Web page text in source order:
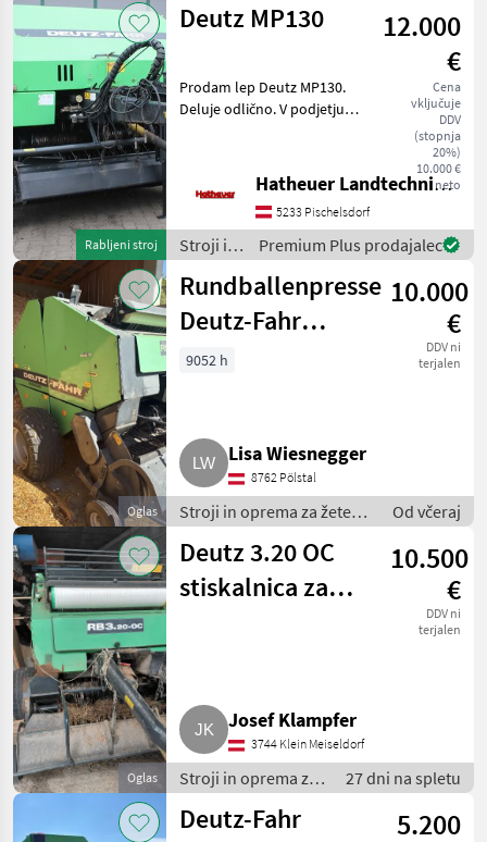
Rabljeni stroj
Deutz MP130
12.000
€
Cena
vključuje
DDV
(stopnja
20%)
10.000 €
neto
Prodam lep Deutz MP130.
Deluje odlično. V podjetju
možen kadarkoli. Lep
pozdrav Kmetijska tehnika
Hatheuer Landtechnik GmbH & Co.KG.
5233 Pischelsdorf
Stroji in
oprema
za žetev
in
spravilo
/ Deutz
Premium Plus prodajalec
Oglas
Rundballenpresse
Deutz-Fahr
RB3.20-OC
10.000
€
DDV ni
terjalen
9052 h
Lisa Wiesnegger
8762 Pölstal
Stroji in oprema za žetev
in spravilo / Stiskalnica za
bale
Od včeraj
Oglas
Deutz 3.20 OC
stiskalnica za
10.500
€
DDV ni
terjalen
Josef Klampfer
3744 Klein Meiseldorf
Stroji in oprema za
žetev in spravilo /
Stiskalnica za bale
27 dni na spletu
Deutz-Fahr
5.200